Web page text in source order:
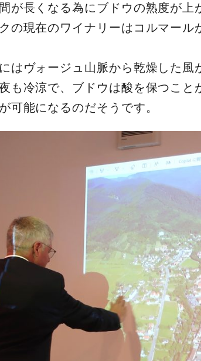
が長くなる為にブドウの熟度が上
の現在のワイナリーはコルマー
はヴォージュ山脈から乾燥した
も冷涼で、ブドウは酸を保つこ
可能になるのだそうです。